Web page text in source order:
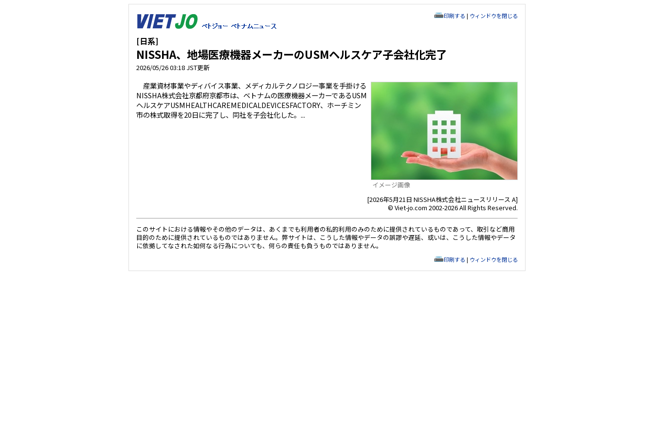
印刷する | ウィンドウを閉じる
[日系]
NISSHA、地場医療機器メーカーのUSMヘルスケア子会社化完了
2026/05/26 03:18 JST更新
イメージ画像
産業資材事業やディバイス事業、メディカルテクノロジー事業を手掛ける
NISSHA株式会社京都府京都市は、ベトナムの医療機器メーカーであるUSM
ヘルスケアUSMHEALTHCAREMEDICALDEVICESFACTORY、ホーチミン
市の株式取得を20日に完了し、同社を子会社化した。...
[2026年5月21日 NISSHA株式会社ニュースリリース A]
© Viet-jo.com 2002-2026 All Rights Reserved.
このサイトにおける情報やその他のデータは、あくまでも利用者の私的利用のみのために提供されているものであって、取引など商用
目的のために提供されているものではありません。弊サイトは、こうした情報やデータの誤謬や遅延、或いは、こうした情報やデータ
に依拠してなされた如何なる行為についても、何らの責任も負うものではありません。
印刷する | ウィンドウを閉じる